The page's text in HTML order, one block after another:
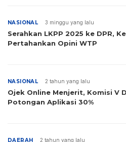
NASIONAL 3 minggu yang lalu
Serahkan LKPP 2025 ke DPR,
Pertahankan Opini WTP
NASIONAL 2 tahun yang lalu
Ojek Online Menjerit, Komisi V
Potongan Aplikasi 30%
DAERAH 2 tahun yang lalu